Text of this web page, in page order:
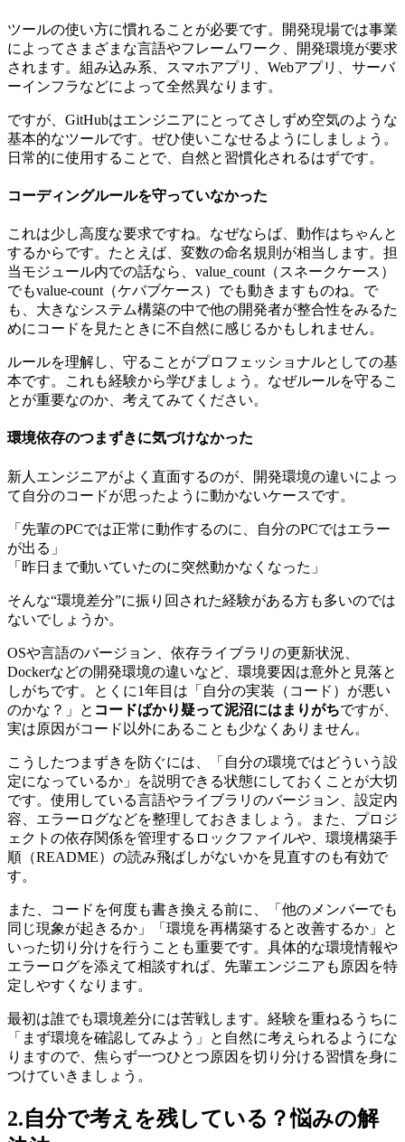
ツールの使い方に慣れることが必要です。開発現場では事業
によってさまざまな言語やフレームワーク、開発環境が要求
されます。組み込み系、スマホアプリ、Webアプリ、サーバ
ーインフラなどによって全然異なります。
ですが、GitHubはエンジニアにとってさしずめ空気のような
基本的なツールです。ぜひ使いこなせるようにしましょう。
日常的に使用することで、自然と習慣化されるはずです。
コーディングルールを守っていなかった
これは少し高度な要求ですね。なぜならば、動作はちゃんと
するからです。たとえば、 変数の命名規則が相当します。 担
当モジュール内での話なら、value_count（スネークケース）
でもvalue-count（ケバブケース）でも動きますものね。で
も、大きなシステム構築の中で他の開発者が整合性をみるた
めにコードを見たときに不自然に感じるかもしれません。
ルールを理解し、守ることがプロフェッショナルとしての基
本です。これも経験から学びましょう。なぜルールを守るこ
とが重要なのか、考えてみてください。
環境依存のつまずきに気づけなかった
新人エンジニアがよく直面するのが、開発環境の違いによっ
て自分のコードが思ったように動かないケースです。
「先輩のPCでは正常に動作するのに、自分のPCではエラー
が出る」
「昨日まで動いていたのに突然動かなくなった」
そんな“環境差分”に振り回された経験がある方も多いのでは
ないでしょうか。
OSや言語のバージョン、依存ライブラリの更新状況、
Dockerなどの開発環境の違いなど、環境要因は意外と見落と
しがちです。とくに1年目は「自分の実装（コード）が悪い
のかな？」と コードばかり疑って泥沼にはまりがちですが、
実は原因がコード以外にあることも少なくありません。
こうしたつまずきを防ぐには、「自分の環境ではどういう設
定になっているか」を説明できる状態にしておくことが大切
です。使用している言語やライブラリのバージョン、設定内
容、エラーログなどを整理しておきましょう。また、プロジ
ェクトの依存関係を管理するロックファイルや、環境構築手
順（README）の読み飛ばしがないかを見直すのも有効で
す。
また、コードを何度も書き換える前に、「他のメンバーでも
同じ現象が起きるか」「環境を再構築すると改善するか」と
いった切り分けを行うことも重要です。 具体的な環境情報や
エラーログを添えて相談すれば、先輩エンジニアも原因を特
定しやすくなります。
最初は誰でも環境差分には苦戦します。経験を重ねるうちに
「まず環境を確認してみよう」と自然に考えられるようにな
りますので、焦らず一つひとつ原因を切り分ける習慣を身に
つけていきましょう。
2.自分で考えを残している？悩みの解